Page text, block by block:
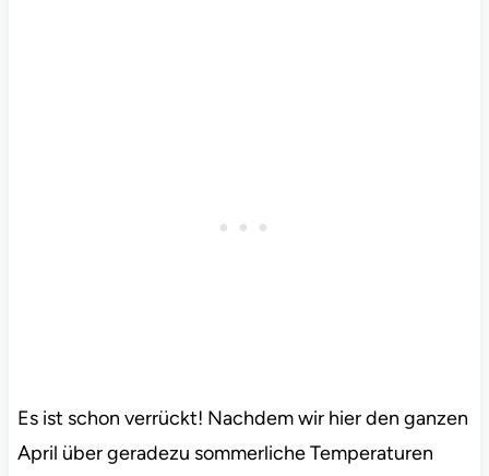
Es ist schon verrückt! Nachdem wir hier den ganzen
April über geradezu sommerliche Temperaturen